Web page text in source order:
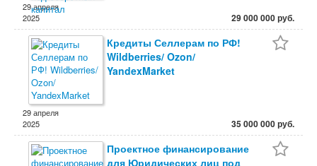
29 апреля
2025
29 000 000 руб.
Кредиты Селлерам по РФ!
Wildberries/ Ozon/
YandexMarket
29 апреля
2025
35 000 000 руб.
Проектное финансирование
для Юридических лиц под